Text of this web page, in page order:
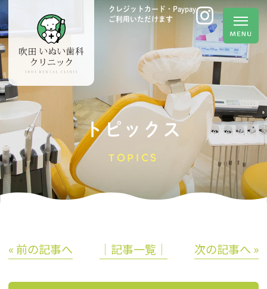
クレジットカード・Paypay
ご利用いただけます
トピックス
TOPICS
« 前の記事へ │記事一覧│ 次の記事へ »